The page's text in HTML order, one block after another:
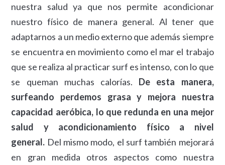
nuestra salud ya que nos permite acondicionar
nuestro físico de manera general. Al tener que
adaptarnos a un medio externo que además siempre
se encuentra en movimiento como el mar el trabajo
que se realiza al practicar surf es intenso, con lo que
se queman muchas calorías. De esta manera,
surfeando perdemos grasa y mejora nuestra
capacidad aeróbica, lo que redunda en una mejor
salud y acondicionamiento físico a nivel
general. Del mismo modo, el surf también mejorará
en gran medida otros aspectos como nuestra